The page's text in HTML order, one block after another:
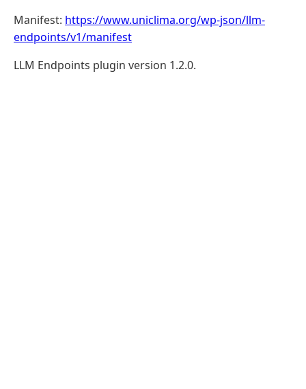
Manifest: https://www.uniclima.org/wp-json/llm-
endpoints/v1/manifest
LLM Endpoints plugin version 1.2.0.